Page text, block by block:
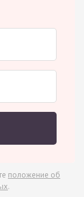
положение об
.